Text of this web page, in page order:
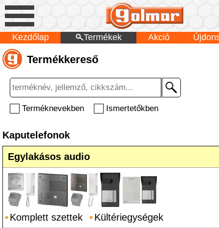
Kezdőlap Termékek Akció
Termékkereső
Terméknevekben Ismertetőkben
Kaputelefonok
Egylakásos audio
Komplett szettek Kültériegységek